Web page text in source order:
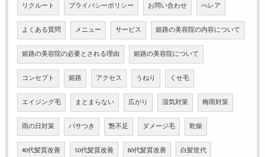
リクルート プライバシーポリシー お問い合わせ べレア
よくある質問 メニュー サービス 姫路の美容院の内容について
姫路の美容院の必要とされる理由 姫路の美容院について
コンセプト 姫路 アクセス うねり くせ毛
エイジング毛 まとまらない 広がり 湿気対策 梅雨対策
雨の日対策 パサつき 艶不足 ダメージ毛 乾燥
40代髪質改善 50代髪質改善 60代髪質改善 白髪世代